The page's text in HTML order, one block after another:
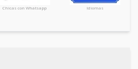
Chicas con Whatsapp Idiomas